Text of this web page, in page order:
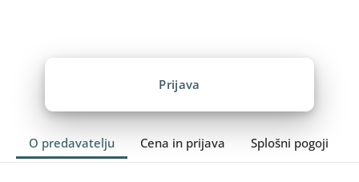
Prijava
O predavatelju Cena in prijava Splošni pogoji